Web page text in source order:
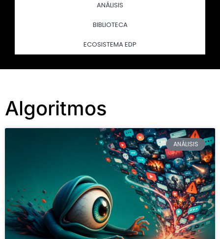
ANÁLISIS
BIBLIOTECA
ECOSISTEMA EDP
Algoritmos
ANÁLISIS